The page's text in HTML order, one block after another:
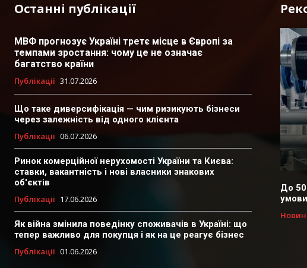
Останні публікації
МВФ прогнозує Україні третє місце в Європі за
темпами зростання: чому це не означає
багатство країни
Публікації 31.07.2026
Що таке диверсифікація — чим ризикують бізнеси
через залежність від одного клієнта
Публікації 06.07.2026
Ринок комерційної нерухомості України та Києва:
ставки, вакантність і нові власники знакових
об'єктів
Публікації 17.06.2026
Як війна змінила поведінку споживачів в Україні: що
тепер важливо для покупця і як на це реагує бізнес
Публікації 01.06.2026
До